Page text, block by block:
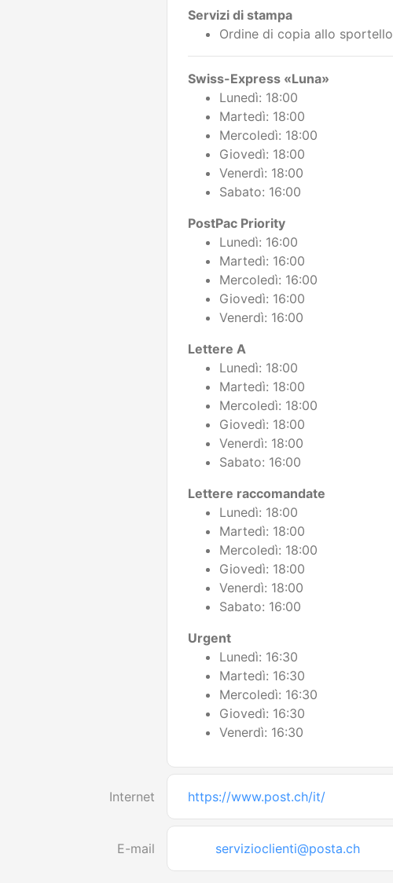
Servizi di stampa
Ordine di copia allo sportello
Swiss-Express «Luna»
Lunedì: 18:00
Martedì: 18:00
Mercoledì: 18:00
Giovedì: 18:00
Venerdì: 18:00
Sabato: 16:00
PostPac Priority
Lunedì: 16:00
Martedì: 16:00
Mercoledì: 16:00
Giovedì: 16:00
Venerdì: 16:00
Lettere A
Lunedì: 18:00
Martedì: 18:00
Mercoledì: 18:00
Giovedì: 18:00
Venerdì: 18:00
Sabato: 16:00
Lettere raccomandate
Lunedì: 18:00
Martedì: 18:00
Mercoledì: 18:00
Giovedì: 18:00
Venerdì: 18:00
Sabato: 16:00
Urgent
Lunedì: 16:30
Martedì: 16:30
Mercoledì: 16:30
Giovedì: 16:30
Venerdì: 16:30
Internet https://www.post.ch/it/
E-mail servizioclienti@posta.ch